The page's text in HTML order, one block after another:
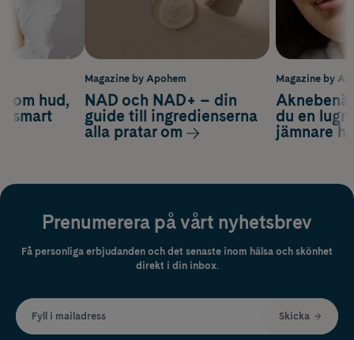
Magazine by
du en
jämnare
om hud,
smart
Magazine by Apohem
NAD och NAD+ – din
guide till ingredienserna
alla pratar om
Prenumerera på vårt nyhetsbrev
Få personliga erbjudanden och det senaste inom hälsa och skönhet
direkt i din inbox.
Fyll i mailadress Skicka